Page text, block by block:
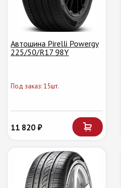
Автошина Pirelli Powergy
225/50/R17 98Y
Под заказ: 15шт.
11 820 ₽